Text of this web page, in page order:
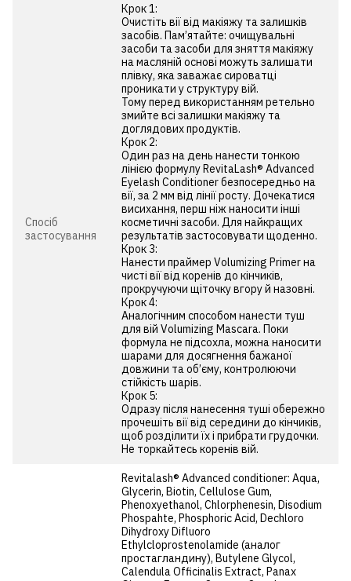
Спосіб
застосування
Крок 1:
Очистіть вії від макіяжу та залишків
засобів. Пам’ятайте: очищувальні
засоби та засоби для зняття макіяжу
на масляній основі можуть залишати
плівку, яка заважає сироватці
проникати у структуру вій.
Тому перед використанням ретельно
змийте всі залишки макіяжу та
доглядових продуктів.
Крок 2:
Один раз на день нанести тонкою
лінією формулу RevitaLash® Advanced
Eyelash Conditioner безпосередньо на
вії, за 2 мм від лінії росту. Дочекатися
висихання, перш ніж наносити інші
косметичні засоби. Для найкращих
результатів застосовувати щоденно.
Крок 3:
Нанести праймер Volumizing Primer на
чисті вії від коренів до кінчиків,
прокручуючи щіточку вгору й назовні.
Крок 4:
Аналогічним способом нанести туш
для вій Volumizing Mascara. Поки
формула не підсохла, можна наносити
шарами для досягнення бажаної
довжини та об’єму, контролюючи
стійкість шарів.
Крок 5:
Одразу після нанесення туші обережно
прочешіть вії від середини до кінчиків,
щоб розділити їх і прибрати грудочки.
Не торкайтесь коренів вій.
Revitalash® Advanced conditioner: Aqua,
Glycerin, Biotin, Cellulose Gum,
Phenoxyethanol, Chlorphenesin, Disodium
Phospahte, Phosphoric Acid, Dechloro
Dihydroxy Difluoro
Ethylcloprostenolamide (аналог
простагландину), Butylene Glycol,
Calendula Officinalis Extract, Panax